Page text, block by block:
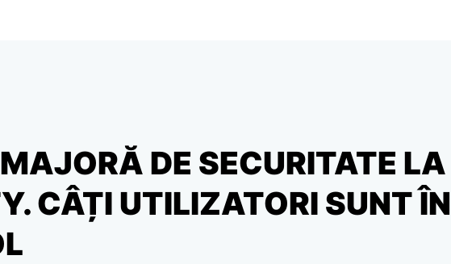
DE SECURITATE LA
CÂȚI UTILIZATORI SUNT ÎN